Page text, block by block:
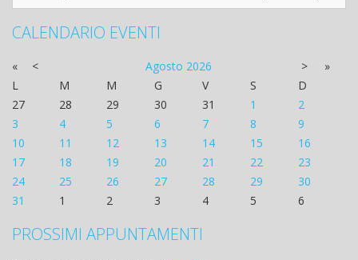
CALENDARIO EVENTI
« < Agosto 2026 >
»
L
M M G V S
D
27
28 29 30 31 1
2
3
4 5 6 7 8
9
10
11 12 13 14 15
16
17
18 19 20 21 22
23
24
25 26 27 28 29
30
31
1 2 3 4 5 6
PROSSIMI APPUNTAMENTI